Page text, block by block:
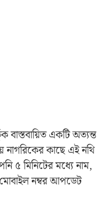
বাস্তবায়িত একটি অত্যন্ত
নাগরিকের কাছে এই নথি
৫ মিনিটের মধ্যে নাম,
নম্বর আপডেট